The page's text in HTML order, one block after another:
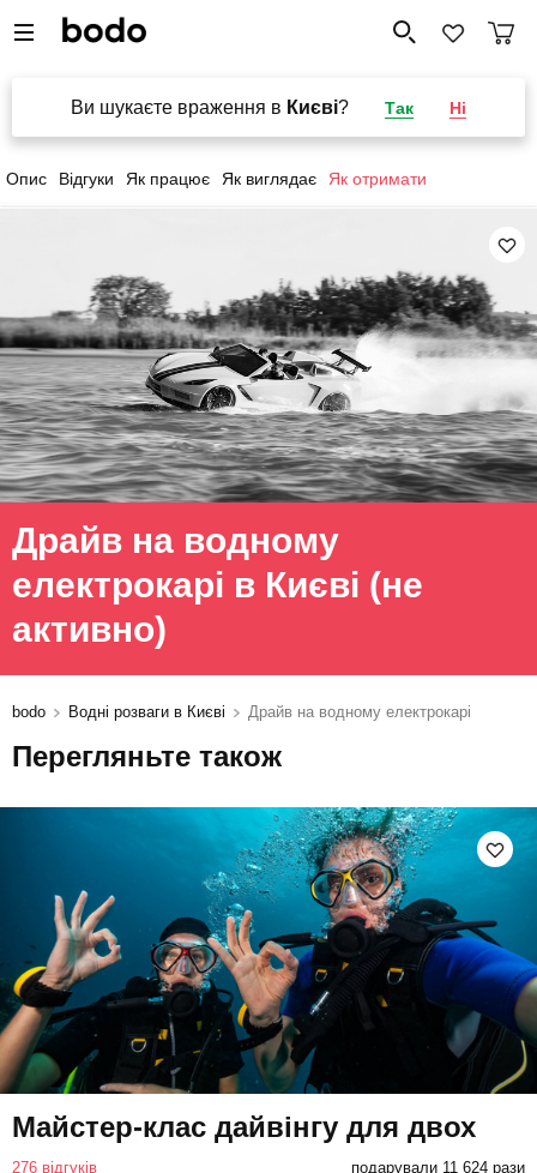
Ви шукаєте враження в Києві? Так Ні
Опис Відгуки Як працює Як виглядає Як отримати
Драйв на водному
електрокарі в Києві (не
активно)
bodo Водні розваги в Києві Драйв на водному електрокарі
Перегляньте також
Майстер-клас дайвінгу для двох
276 відгуків подарували 11 624 рази